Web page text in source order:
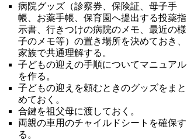
病院グッズ（診察券、保険証、母子手
帳、お薬手帳、保育園へ提出する投薬指
示書、行きつけの病院のメモ、最近の様
子のメモ等）の置き場所を決めておき、
家族で共通理解する。
子どもの迎えの手順についてマニュアル
を作る。
子どもの迎えを頼むときのグッズをまと
めておく。
合鍵を祖父母に渡しておく。
両親の車用のチャイルドシートを確保す
る。